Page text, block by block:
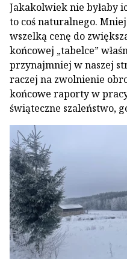
Jakakolwiek nie byłaby
to coś naturalnego.
wszelką cenę do
końcowej „tabelce”
przynajmniej w naszej
raczej na zwolnienie
końcowe raporty w
świąteczne szaleństwo,